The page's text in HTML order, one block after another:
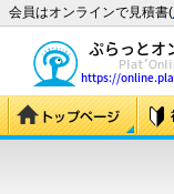
会員はオンラインで見積書(